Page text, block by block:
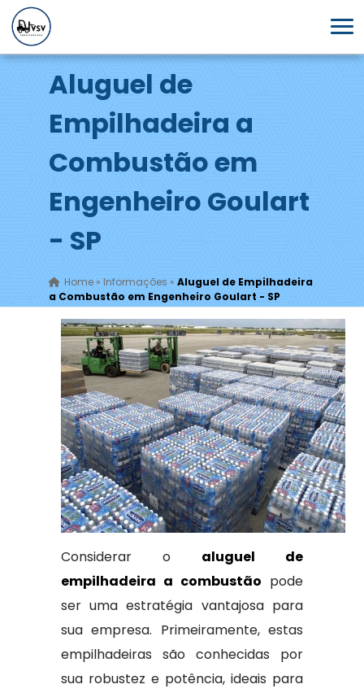
Aluguel de
Empilhadeira a
Combustão em
Engenheiro Goulart
- SP
Home» Informações » Aluguel de Empilhadeira
a Combustão em Engenheiro Goulart - SP
Considerar o aluguel de
empilhadeira a combustão pode
ser uma estratégia vantajosa para
sua empresa. Primeiramente, estas
empilhadeiras são conhecidas por
sua robustez e potência, ideais para